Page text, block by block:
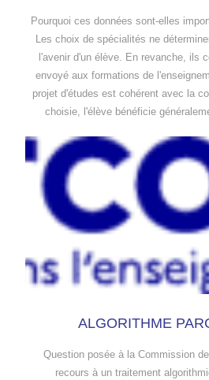
Pourquoi ces données sont-elles
Les choix de spécialités ne
l'avenir d'un élève. En revanche, ils
envoyé aux formations de
projet d'études est cohérent avec la
choisie, l'élève bénéficie
ALGORITHME
Question posée à la Commission
recours à un traitement